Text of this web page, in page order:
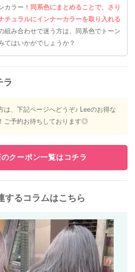
カラー！
同系色にまとめることで、さり
チュラルにインナーカラーを取り入れる
組み合わせで迷う方は、同系色でトーン
てはいかがでしょうか？
ラ
は、下記ページへどうぞ♪ Leeのお得な
ご予約お待ちしております◎
のクーポン一覧はコチラ
するコラムはこちら